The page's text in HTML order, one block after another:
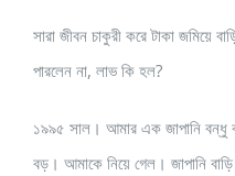
সারা জীবন চাকুরী করে টাকা জমিয়ে
পারলেন না, লাভ কি হল?
১৯৯৫ সাল। আমার এক জাপানি বন্ধু
বড়। আমাকে নিয়ে গেল। জাপানি বাড়ি